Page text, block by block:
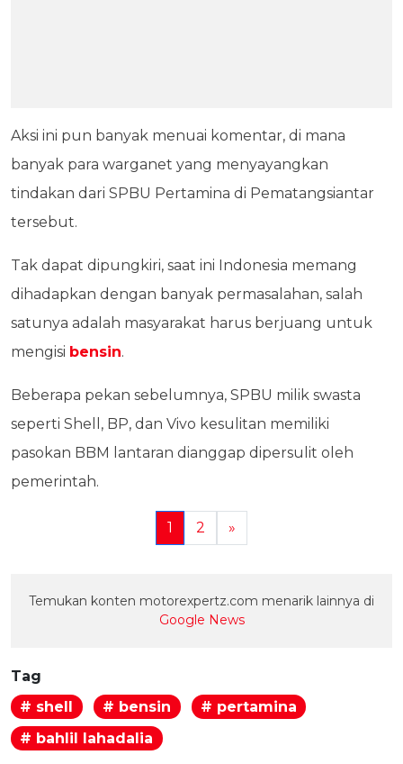
Aksi ini pun banyak menuai komentar, di mana
banyak para warganet yang menyayangkan
tindakan dari SPBU Pertamina di Pematangsiantar
tersebut.
Tak dapat dipungkiri, saat ini Indonesia memang
dihadapkan dengan banyak permasalahan, salah
satunya adalah masyarakat harus berjuang untuk
mengisi bensin.
Beberapa pekan sebelumnya, SPBU milik swasta
seperti Shell, BP, dan Vivo kesulitan memiliki
pasokan BBM lantaran dianggap dipersulit oleh
pemerintah.
1 2 »
Temukan konten motorexpertz.com menarik lainnya di
Google News
Tag
# shell
# bensin
# pertamina
# bahlil lahadalia